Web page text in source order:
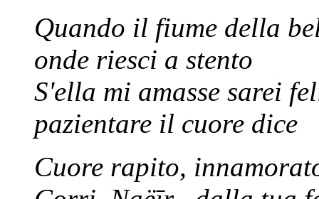
Quando il fiume della
onde riesci a stento
S'ella mi amasse sarei
pazientare il cuore dice
Cuore rapito,